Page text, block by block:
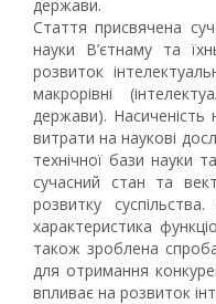
держави.
Стаття присвячена
науки В’єтнаму та
розвиток
макрорівні
держави). Насиченість
витрати на наукові
технічної бази науки
сучасний стан та
розвитку
характеристика
також зроблена
для отримання
впливає на розвиток